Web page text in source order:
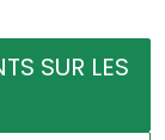
SUR LES